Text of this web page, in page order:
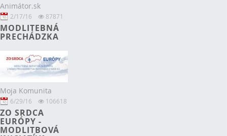
Animátor.sk
2/17/16 87871
MODLITEBNÁ
PRECHÁDZKA
Moja Komunita
6/29/16 106618
ZO SRDCA
EURÓPY -
MODLITBOVÁ